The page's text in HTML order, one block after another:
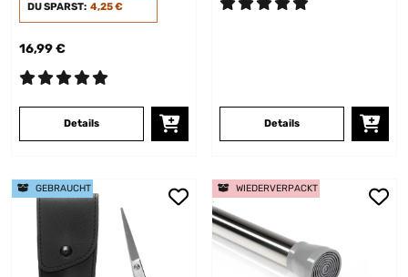
DU SPARST: 4,25 €
16,99 €
Details Details
GEBRAUCHT WIEDERVERPACKT